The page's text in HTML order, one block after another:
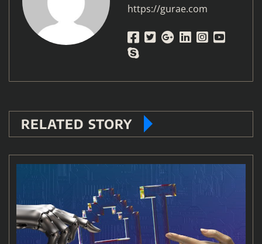
https://gurae.com
RELATED STORY